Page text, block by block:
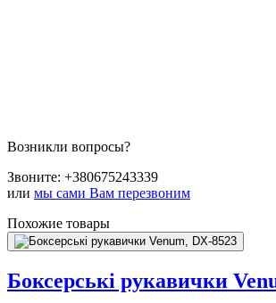
Возникли вопросы?
Звоните: +380675243339
или мы сами Вам перезвоним
Похожие товары
Боксерські рукавички